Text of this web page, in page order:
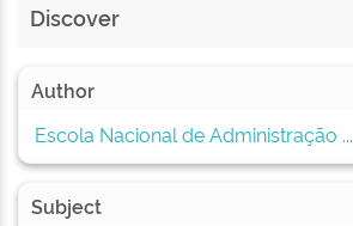
Discover
Author
Escola Nacional de Administração ...
Subject